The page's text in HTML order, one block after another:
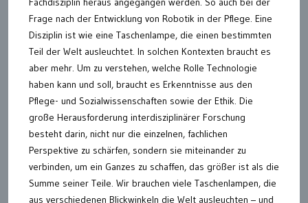
Frage nach der Entwicklung von Robotik in der Pflege. Eine
Disziplin ist wie eine Taschenlampe, die einen bestimmten
Teil der Welt ausleuchtet. In solchen Kontexten braucht es
aber mehr. Um zu verstehen, welche Rolle Technologie
haben kann und soll, braucht es Erkenntnisse aus den
Pflege- und Sozialwissenschaften sowie der Ethik. Die
große Herausforderung interdisziplinärer Forschung
besteht darin, nicht nur die einzelnen, fachlichen
Perspektive zu schärfen, sondern sie miteinander zu
verbinden, um ein Ganzes zu schaffen, das größer ist als die
Summe seiner Teile. Wir brauchen viele Taschenlampen, die
aus verschiedenen Blickwinkeln die Welt ausleuchten – und